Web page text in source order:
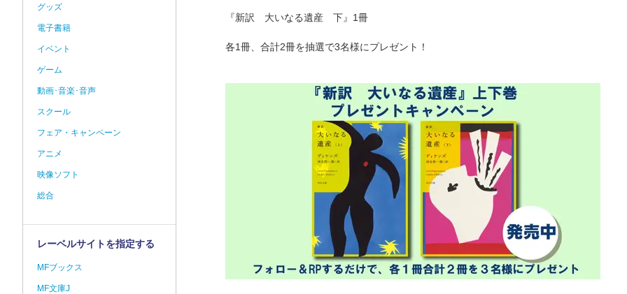
『新訳 大いなる遺産 下』1冊
各1冊、合計2冊を抽選で3名様にプレゼント！
グッズ
電子書籍
イベント
ゲーム
動画･音楽･音声
スクール
フェア・キャンペーン
アニメ
映像ソフト
総合
レーベルサイトを指定する
MFブックス
MF文庫J